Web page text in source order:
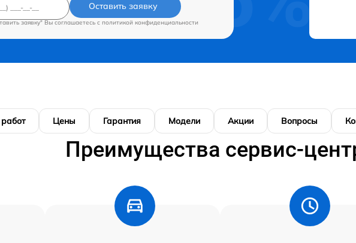
Оставить заявку
заявку" Вы соглашаетесь c политикой конфиденциальности
Цены Гарантия Модели Акции Вопросы
Преимущества сервис-